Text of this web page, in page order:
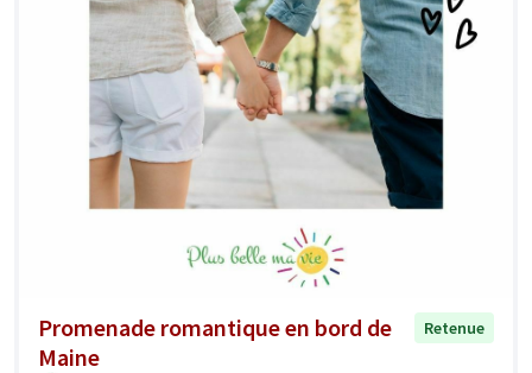
Promenade romantique en bord de
Maine
Retenue